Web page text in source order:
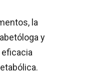
la
y
eficacia